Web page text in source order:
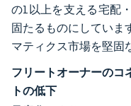
の1以上を支える宅配
固たるものにしていま
マティクス市場を堅固
フリートオーナーのコ
トの低下